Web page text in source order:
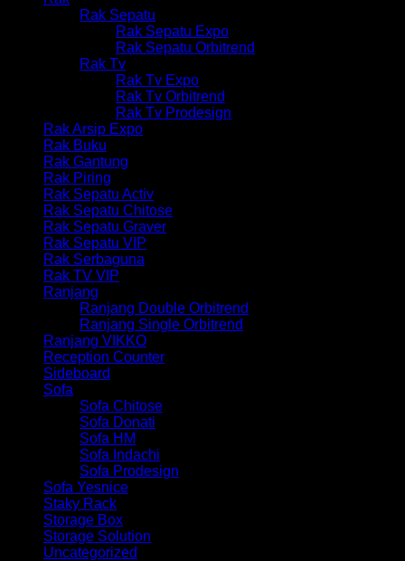
Rak Sepatu
Rak Sepatu Expo
Rak Sepatu Orbitrend
Rak Tv
Rak Tv Expo
Rak Tv Orbitrend
Rak Tv Prodesign
Rak Arsip Expo
Rak Buku
Rak Gantung
Rak Piring
Rak Sepatu Activ
Rak Sepatu Chitose
Rak Sepatu Graver
Rak Sepatu VIP
Rak Serbaguna
Rak TV VIP
Ranjang
Ranjang Double Orbitrend
Ranjang Single Orbitrend
Ranjang VIKKO
Reception Counter
Sideboard
Sofa
Sofa Chitose
Sofa Donati
Sofa HM
Sofa Indachi
Sofa Prodesign
Sofa Yesnice
Staky Rack
Storage Box
Storage Solution
Uncategorized